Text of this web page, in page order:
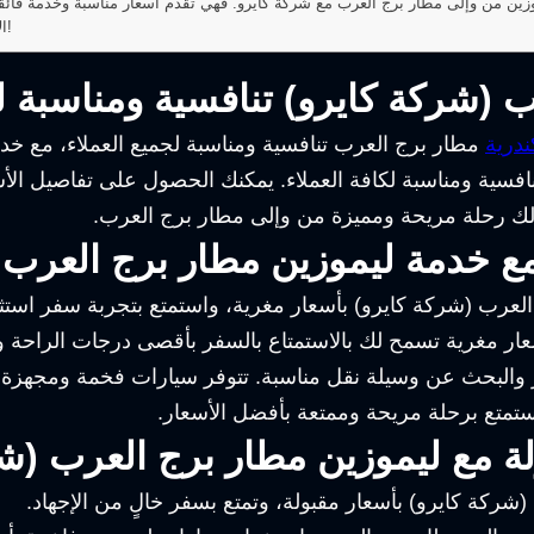
الآن واستمتع بأسعار ليموزين مطار برج العرب المميزة!
(شركة كايرو) تنافسية ومناسبة
مطار برج العرب تنافسية ومناسبة لجميع العملاء، مع
ومناسبة لكافة العملاء. يمكنك الحصول على تفاصيل
رحلة مريحة ومميزة من وإلى مطار برج العرب.
خدمة ليموزين مطار برج
(شركة كايرو) بأسعار مغرية، واستمتع بتجربة سفر
مغرية تسمح لك بالاستمتاع بالسفر بأقصى درجات الراحة
والبحث عن وسيلة نقل مناسبة. تتوفر سيارات فخمة ومجهزة
برحلة مريحة وممتعة بأفضل الأسعار.
مع ليموزين مطار برج العرب
كايرو) بأسعار مقبولة، وتمتع بسفر خالٍ من الإجهاد.